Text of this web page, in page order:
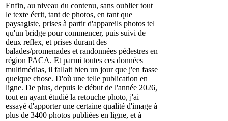
Enfin, au niveau du contenu, sans oublier tout
le texte écrit, tant de photos, en tant que
paysagiste, prises à partir d'appareils photos tel
qu'un bridge pour commencer, puis suivi de
deux reflex, et prises durant des
balades/promenades et randonnées pédestres en
région PACA. Et parmi toutes ces données
multimédias, il fallait bien un jour que j'en fasse
quelque chose. D'où une telle publication en
ligne. De plus, depuis le début de l'année 2026,
tout en ayant étudié la retouche photo, j'ai
essayé d'apporter une certaine qualité d'image à
plus de 3400 photos publiées en ligne, et à